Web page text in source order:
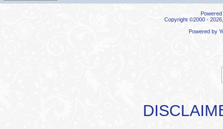
Copyright ©2000 -
Powered by